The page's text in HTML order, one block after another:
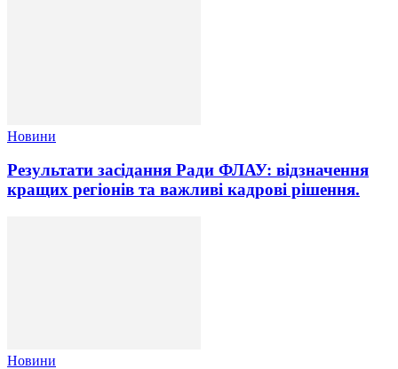
Новини
Результати засідання Ради ФЛАУ: відзначення
кращих регіонів та важливі кадрові рішення.
Новини